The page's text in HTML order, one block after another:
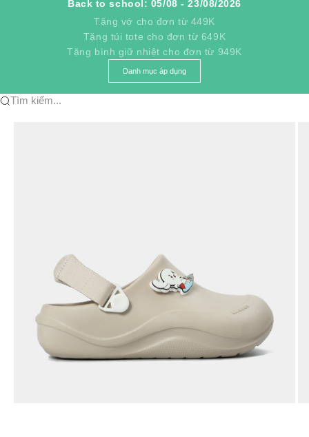
Back to school: 05/08 - 23/08/2026
Tặng vớ cho đơn từ 449K
Tặng túi tote cho đơn từ 649K
Tặng bình giữ nhiệt cho đơn từ 949K
Danh mục áp dụng
Tìm kiếm...